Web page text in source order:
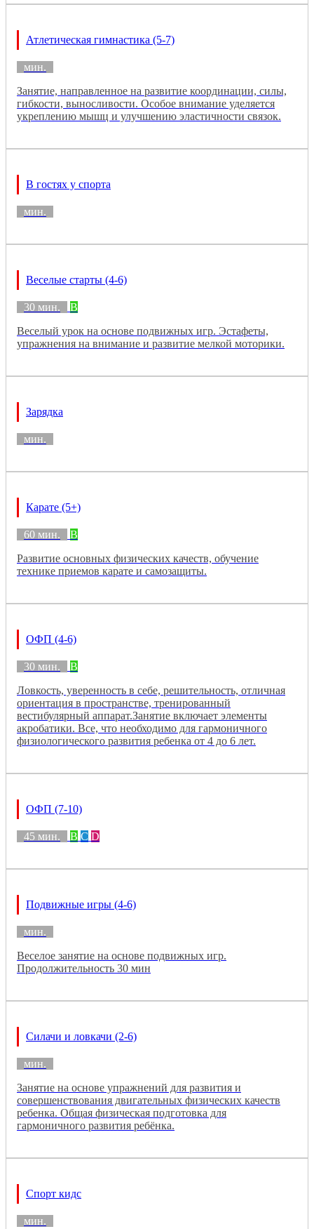
Атлетическая гимнастика (5-7)
мин.
Занятие, направленное на развитие координации, силы,
гибкости, выносливости. Особое внимание уделяется
укреплению мышц и улучшению эластичности связок.
В гостях у спорта
мин.
Веселые старты (4-6)
30 мин.
B
Веселый урок на основе подвижных игр. Эстафеты,
упражнения на внимание и развитие мелкой моторики.
Зарядка
мин.
Карате (5+)
60 мин.
B
Развитие основных физических качеств, обучение
технике приемов карате и самозащиты.
ОФП (4-6)
30 мин.
B
Ловкость, уверенность в себе, решительность, отличная
ориентация в пространстве, тренированный
вестибулярный аппарат.Занятие включает элементы
акробатики. Все, что необходимо для гармоничного
физиологического развития ребенка от 4 до 6 лет.
ОФП (7-10)
45 мин. B C D
Подвижные игры (4-6)
мин.
Веселое занятие на основе подвижных игр.
Продолжительность 30 мин
Силачи и ловкачи (2-6)
мин.
Занятие на основе упражнений для развития и
совершенствования двигательных физических качеств
ребенка. Общая физическая подготовка для
гармоничного развития ребёнка.
Спорт кидс
мин.